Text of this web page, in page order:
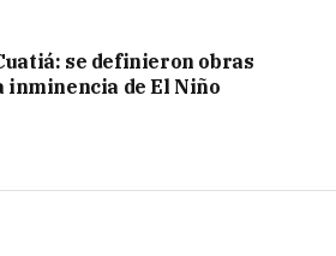
se definieron obras
de El Niño